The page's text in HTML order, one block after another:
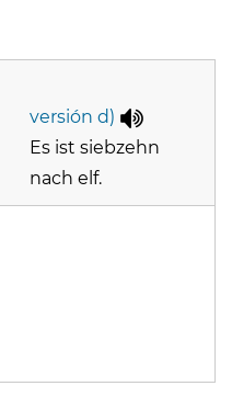
versión d)
Es ist siebzehn
nach elf.